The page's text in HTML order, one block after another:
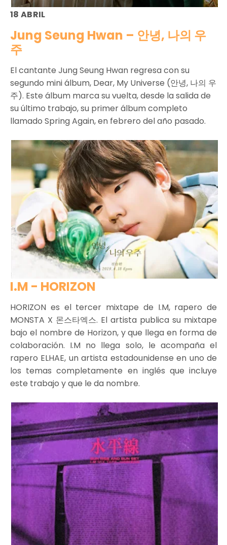
18 ABRIL
Jung Seung Hwan – 안녕, 나의 우
주
El cantante Jung Seung Hwan regresa con su
segundo mini álbum, Dear, My Universe (안녕, 나의 우
주). Este álbum marca su vuelta, desde la salida de
su último trabajo, su primer álbum completo
llamado Spring Again, en febrero del año pasado.
I.M - HORIZON
HORIZON es el tercer mixtape de I.M, rapero de
MONSTA X 몬스타엑스. El artista publica su mixtape
bajo el nombre de Horizon, y que llega en forma de
colaboración. I.M no llega solo, le acompaña el
rapero ELHAE, un artista estadounidense en uno de
los temas completamente en inglés que incluye
este trabajo y que le da nombre.